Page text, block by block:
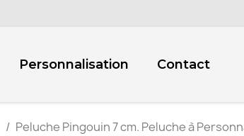
Personnalisation Contact
Peluche Pingouin 7 cm. Peluche à